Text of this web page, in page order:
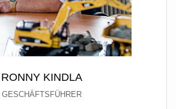
RONNY KINDLA
GESCHÄFTSFÜHRER